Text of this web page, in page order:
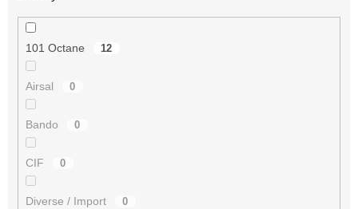
101 Octane 12
Airsal 0
Bando 0
CIF 0
Diverse / Import 0